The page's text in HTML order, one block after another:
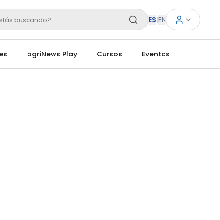
buscando? ES|EN
agriNews Play Cursos Eventos